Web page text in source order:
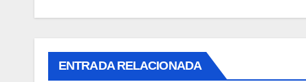
ENTRADA RELACIONADA